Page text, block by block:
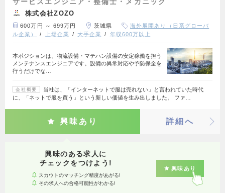
株式会社ZOZO
600万円 ～ 699万円 茨城県
海外展開あり（日系グローバ
ル企業）
上場企業 大手企業 年収600万以上
本ポジションは、物流設備・マテハン設備の安定稼働を担う
メンテナンスエンジニアです。設備の異常対応や予防保全を
行うだけでな…
会社概要
当社は、「インターネットで服は売れない」と言われていた時代
に、「ネットで服を買う」という新しい価値を生み出しました。 ファ…
興味あり 詳細へ
興味のある求人に
チェックをつけよう!
スカウトのマッチング精度があがる!
その求人への合格可能性がわかる!
興味あり